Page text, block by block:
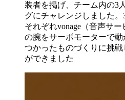
装者を掲げ、チーム内の3
グにチャレンジしました。
それぞれvonage（音声サ
の腕をサーボモーターで
つかったものづくりに挑
ができました